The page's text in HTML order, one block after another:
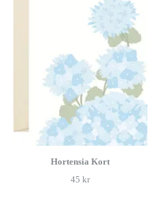
Hortensia Kort
45 kr